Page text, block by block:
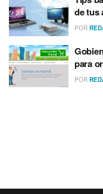
de tus
POR
para
POR